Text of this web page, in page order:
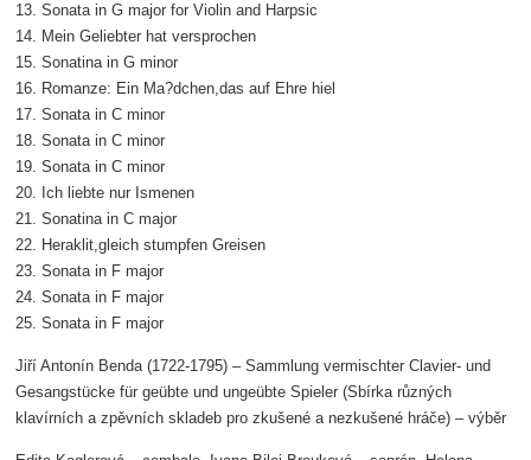
13. Sonata in G major for Violin and Harpsic
14. Mein Geliebter hat versprochen
15. Sonatina in G minor
16. Romanze: Ein Ma?dchen,das auf Ehre hiel
17. Sonata in C minor
18. Sonata in C minor
19. Sonata in C minor
20. Ich liebte nur Ismenen
21. Sonatina in C major
22. Heraklit,gleich stumpfen Greisen
23. Sonata in F major
24. Sonata in F major
25. Sonata in F major
Jiří Antonín Benda (1722-1795) – Sammlung vermischter Clavier- und
Gesangstücke für geübte und ungeübte Spieler (Sbírka různých
klavírních a zpěvních skladeb pro zkušené a nezkušené hráče) – výběr